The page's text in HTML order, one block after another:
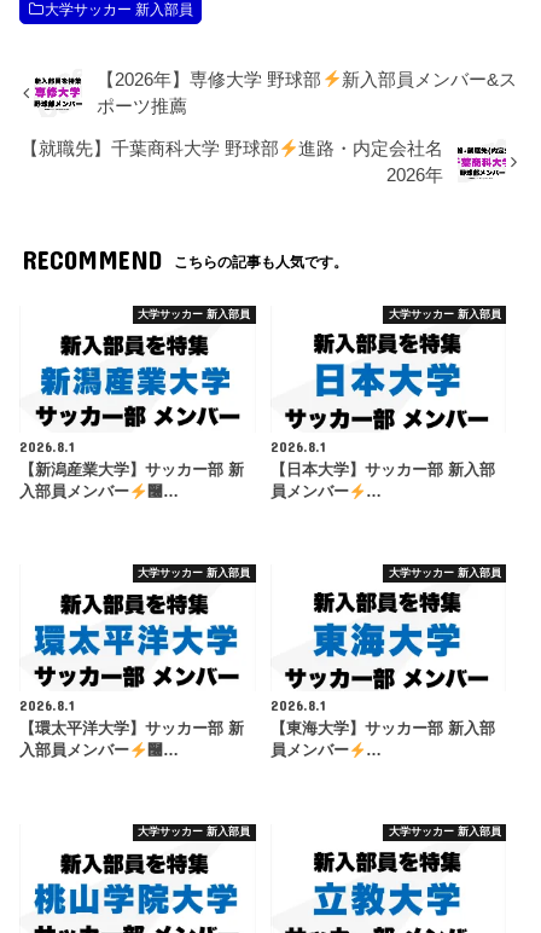
大学サッカー 新入部員
【2026年】専修大学 野球部
新入部員メンバー&ス
ポーツ推薦
【就職先】千葉商科大学 野球部
進路・内定会社名
2026年
RECOMMEND こちらの記事も人気です。
大学サッカー 新入部員
2026.8.1
【新潟産業大学】サッカー部 新
入部員メンバー
࿠…
大学サッカー 新入部員
2026.8.1
【日本大学】サッカー部 新入部
員メンバー
…
大学サッカー 新入部員
2026.8.1
【環太平洋大学】サッカー部 新
入部員メンバー
࿠…
大学サッカー 新入部員
2026.8.1
【東海大学】サッカー部 新入部
員メンバー
…
大学サッカー 新入部員 大学サッカー 新入部員